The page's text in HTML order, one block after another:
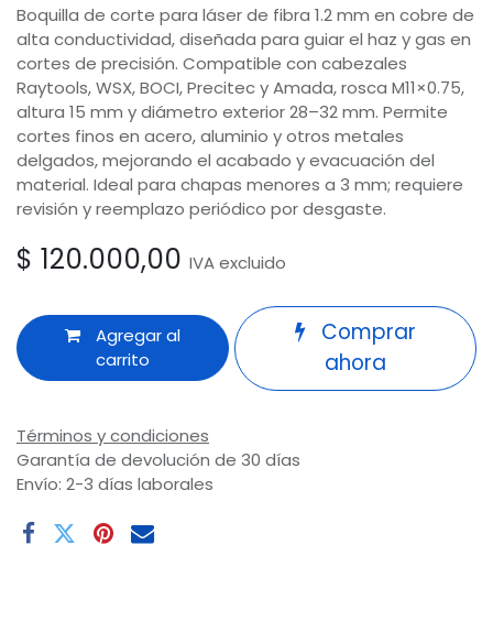
Boquilla de corte para láser de fibra 1.2 mm en cobre de
alta conductividad, diseñada para guiar el haz y gas en
cortes de precisión. Compatible con cabezales
Raytools, WSX, BOCI, Precitec y Amada, rosca M11×0.75,
altura 15 mm y diámetro exterior 28–32 mm. Permite
cortes finos en acero, aluminio y otros metales
delgados, mejorando el acabado y evacuación del
material. Ideal para chapas menores a 3 mm; requiere
revisión y reemplazo periódico por desgaste.
$ 120.000,00 IVA excluido
Agregar al
carrito
Comprar
ahora
Términos y condiciones
Garantía de devolución de 30 días
Envío: 2-3 días laborales